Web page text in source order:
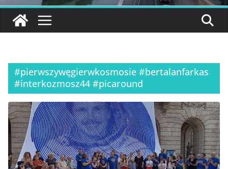
#pierwszywęgierwkosmosie #bertalanfarkas
#interkozmosz44 #picaround